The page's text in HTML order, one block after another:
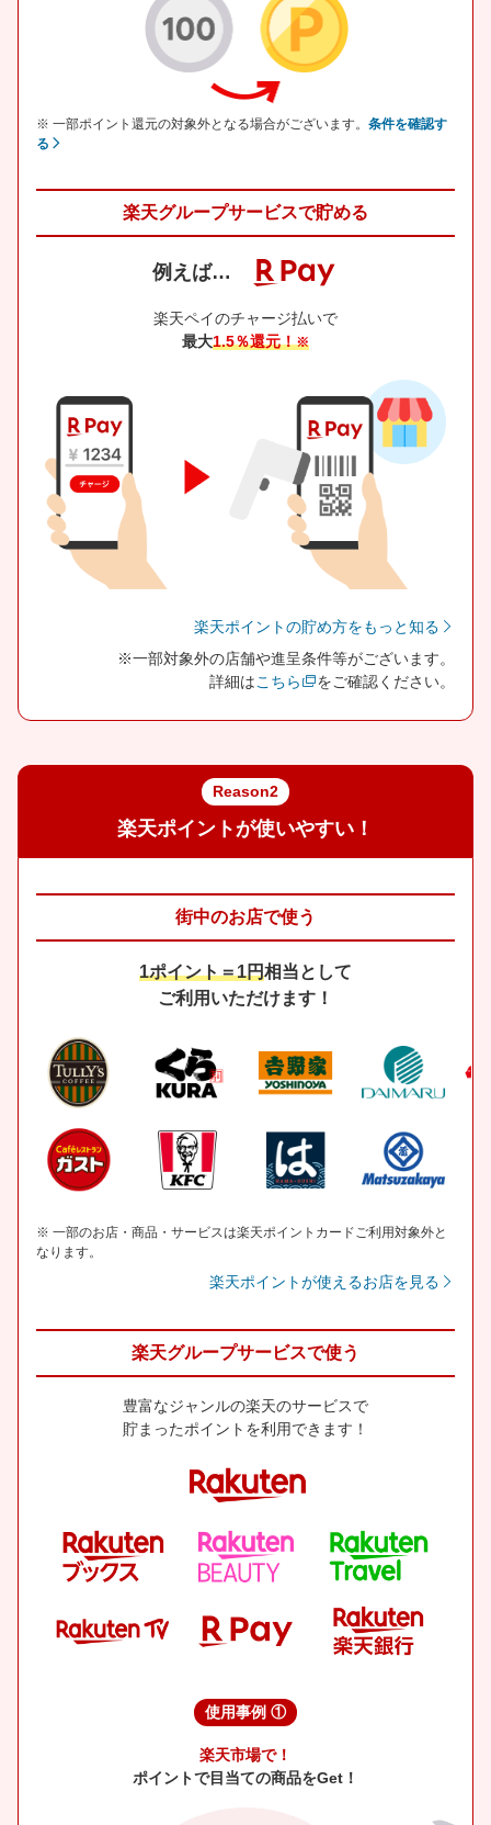
※ 一部ポイント還元の対象外となる場合がございます。 条件を確認す
る
楽天グループサービスで貯める
例えば…
楽天ペイのチャージ払いで
最大1.5％還元！※
楽天ポイントの貯め方をもっと知る
※一部対象外の店舗や進呈条件等がございます。
詳細はこちら をご確認ください。
Reason2
楽天ポイントが使いやすい！
街中のお店で使う
1ポイント＝1円相当として
ご利用いただけます！
※ 一部のお店・商品・サービスは楽天ポイントカードご利用対象外と
なります。
楽天ポイントが使えるお店を見る
楽天グループサービスで使う
豊富なジャンルの楽天のサービスで
貯まったポイントを利用できます！
使用事例 ①
楽天市場で！
ポイントで目当ての商品をGet！